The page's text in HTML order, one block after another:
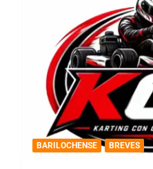
BARILOCHENSE BREVES